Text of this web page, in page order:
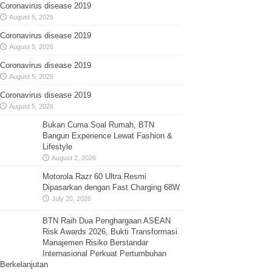
Coronavirus disease 2019
August 5, 2026
Coronavirus disease 2019
August 5, 2026
Coronavirus disease 2019
August 5, 2026
Coronavirus disease 2019
August 5, 2026
Bukan Cuma Soal Rumah, BTN
Bangun Experience Lewat Fashion &
Lifestyle
August 2, 2026
Motorola Razr 60 Ultra Resmi
Dipasarkan dengan Fast Charging 68W
July 20, 2026
BTN Raih Dua Penghargaan ASEAN
Risk Awards 2026, Bukti Transformasi
Manajemen Risiko Berstandar
Internasional Perkuat Pertumbuhan
Berkelanjutan